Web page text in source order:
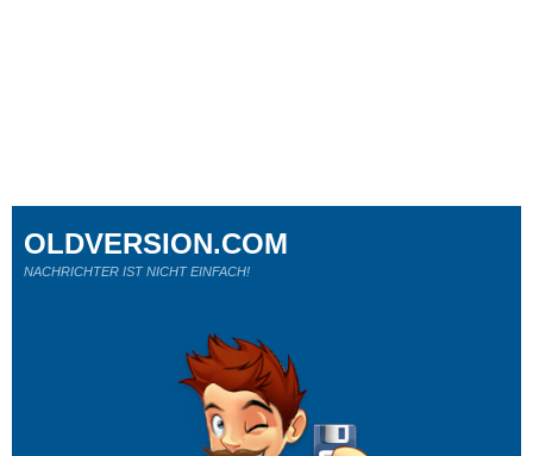
OLDVERSION.COM
NACHRICHTER IST NICHT EINFACH!